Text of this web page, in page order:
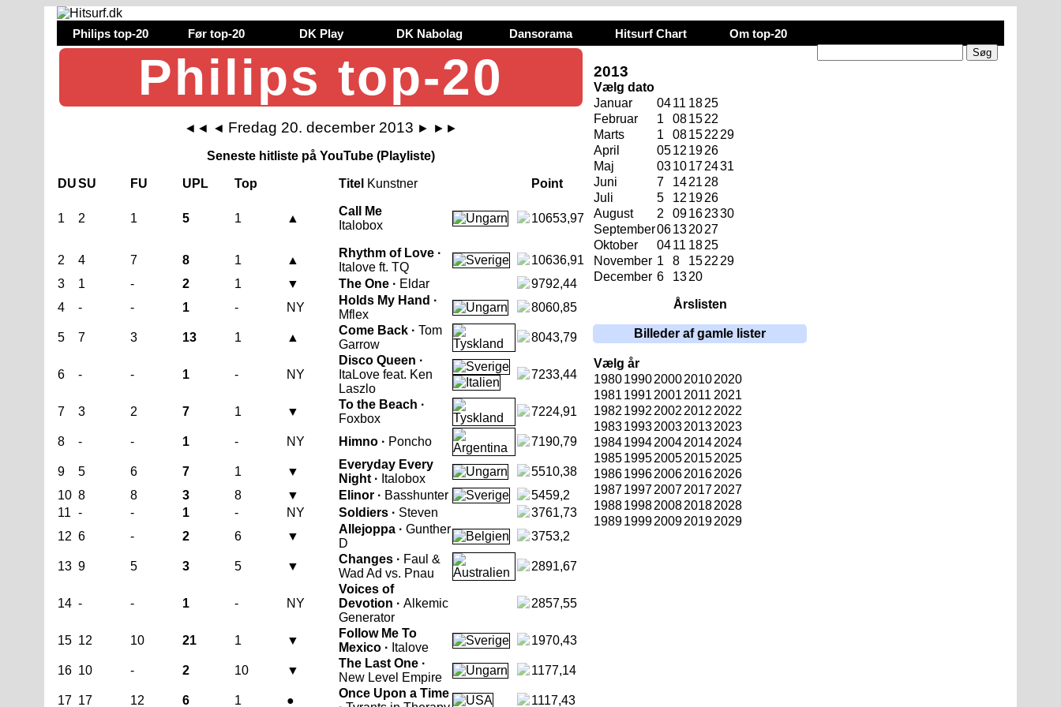
Philips top-20 Før top-20 DK Play DK Nabolag Dansorama Hitsurf Chart Om top-20
Philips top-20
◄◄ ◄ Fredag 20. december 2013 ► ►►
Seneste hitliste på YouTube (Playliste)
DUSU FU UPL Top Titel Kunstner Point
1 2 1 5 1 ▲
Call Me
Italobox
10653,97
2 4 7 8 1 ▲
Rhythm of Love ·
Italove ft. TQ
10636,91
3
1 - 2 1 ▼ The One · Eldar
9792,44
4
- - 1 - NY
Holds My Hand ·
Mflex
8060,85
5 7 3 13 1 ▲
Come Back · Tom
Garrow
8043,79
6 - - 1 - NY
Disco Queen ·
ItaLove feat. Ken
Laszlo
7233,44
7 3 2 7 1 ▼
To the Beach ·
Foxbox
7224,91
8 - - 1 - NY Himno · Poncho 7190,79
9 5 6 7 1 ▼
Everyday Every
Night · Italobox
5510,38
10 8 8 3 8 ▼ Elinor · Basshunter
5459,2
11 - - 1 - NY Soldiers · Steven
3761,73
12 6 - 2 6 ▼
Allejoppa · Gunther
D
3753,2
13 9 5 3 5 ▼
Changes · Faul &
Wad Ad vs. Pnau
2891,67
14 - - 1 - NY
Voices of
Devotion · Alkemic
Generator
2857,55
15 12 10 21 1 ▼
Follow Me To
Mexico · Italove
1970,43
16 10 - 2 10 ▼
The Last One ·
New Level Empire
1177,14
17 17 12 6 1 ●
Once Upon a Time
1117,43
2013
Vælg dato
Januar
0411 1825
Februar
1 081522
Marts
1 081522 29
April
0512 1926
Maj
0310172431
Juni
7 1421 28
Juli
5 12 1926
August
2 09162330
September06132027
Oktober
0411 1825
November 1 8 1522 29
December 6 1320
Årslisten
Billeder af gamle lister
Vælg år
19801990200020102020
1981 1991 2001 2011 2021
1982 1992 2002 2012 2022
19831993200320132023
19841994200420142024
19851995200520152025
19861996200620162026
19871997200720172027
19881998200820182028
19891999200920192029